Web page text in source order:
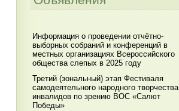
Информация о проведении отчётно-
выборных собраний и конференций в
местных организациях Всероссийского
общества слепых в 2025 году
Третий (зональный) этап Фестиваля
самодеятельного народного творчества
инвалидов по зрению ВОС «Салют
Победы»